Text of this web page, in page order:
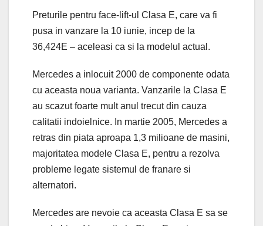
Preturile pentru face-lift-ul Clasa E, care va fi
pusa in vanzare la 10 iunie, incep de la
36,424E – aceleasi ca si la modelul actual.
Mercedes a inlocuit 2000 de componente odata
cu aceasta noua varianta. Vanzarile la Clasa E
au scazut foarte mult anul trecut din cauza
calitatii indoielnice. In martie 2005, Mercedes a
retras din piata aproapa 1,3 milioane de masini,
majoritatea modele Clasa E, pentru a rezolva
probleme legate sistemul de franare si
alternatori.
Mercedes are nevoie ca aceasta Clasa E sa se